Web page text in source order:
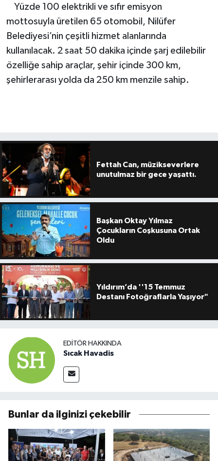
Yüzde 100 elektrikli ve sıfır emisyon
mottosuyla üretilen 65 otomobil, Nilüfer
Belediyesi’nin çeşitli hizmet alanlarında
kullanılacak. 2 saat 50 dakika içinde şarj edilebilir
özelliğe sahip araçlar, şehir içinde 300 km,
şehirlerarası yolda da 250 km menzile sahip.
Fettah Can, müzikseverlere
unutulmaz bir gece yaşattı.
Başkan Oktay Yılmaz
Çocukların Coşkusuna Ortak
Oldu
Yıldırım’da ''15 Temmuz
Destanı Fotoğraflarla Yaşıyor"
EDITÖR HAKKINDA
Sıcak Havadis
Bunlar da ilginizi çekebilir